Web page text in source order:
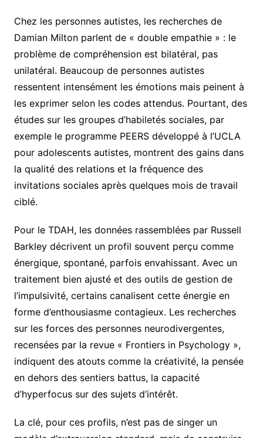
Chez les personnes autistes, les recherches de
Damian Milton parlent de « double empathie » : le
problème de compréhension est bilatéral, pas
unilatéral. Beaucoup de personnes autistes
ressentent intensément les émotions mais peinent à
les exprimer selon les codes attendus. Pourtant, des
études sur les groupes d’habiletés sociales, par
exemple le programme PEERS développé à l’UCLA
pour adolescents autistes, montrent des gains dans
la qualité des relations et la fréquence des
invitations sociales après quelques mois de travail
ciblé.
Pour le TDAH, les données rassemblées par Russell
Barkley décrivent un profil souvent perçu comme
énergique, spontané, parfois envahissant. Avec un
traitement bien ajusté et des outils de gestion de
l’impulsivité, certains canalisent cette énergie en
forme d’enthousiasme contagieux. Les recherches
sur les forces des personnes neurodivergentes,
recensées par la revue « Frontiers in Psychology »,
indiquent des atouts comme la créativité, la pensée
en dehors des sentiers battus, la capacité
d’hyperfocus sur des sujets d’intérêt.
La clé, pour ces profils, n’est pas de singer un